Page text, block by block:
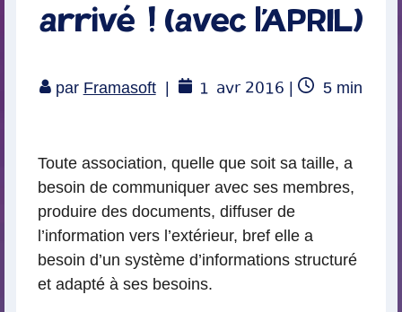
arrivé ! (avec l’APRIL)
par Framasoft 1 avr 2016 |
Temps
5 min
Toute association, quelle que soit sa taille, a
besoin de communiquer avec ses membres,
produire des documents, diffuser de
l’information vers l’extérieur, bref elle a
besoin d’un système d’informations structuré
et adapté à ses besoins.